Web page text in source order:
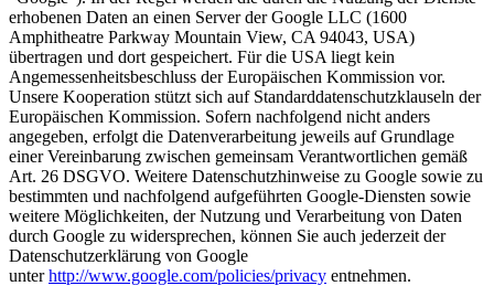
erhobenen Daten an einen Server der Google LLC (1600
Amphitheatre Parkway Mountain View, CA 94043, USA)
übertragen und dort gespeichert. Für die USA liegt kein
Angemessenheitsbeschluss der Europäischen Kommission vor.
Unsere Kooperation stützt sich auf Standarddatenschutzklauseln der
Europäischen Kommission. Sofern nachfolgend nicht anders
angegeben, erfolgt die Datenverarbeitung jeweils auf Grundlage
einer Vereinbarung zwischen gemeinsam Verantwortlichen gemäß
Art. 26 DSGVO. Weitere Datenschutzhinweise zu Google sowie zu
bestimmten und nachfolgend aufgeführten Google-Diensten sowie
weitere Möglichkeiten, der Nutzung und Verarbeitung von Daten
durch Google zu widersprechen, können Sie auch jederzeit der
Datenschutzerklärung von Google
unterhttp://www.google.com/policies/privacy entnehmen.